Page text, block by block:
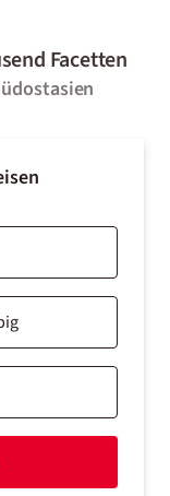
Facetten